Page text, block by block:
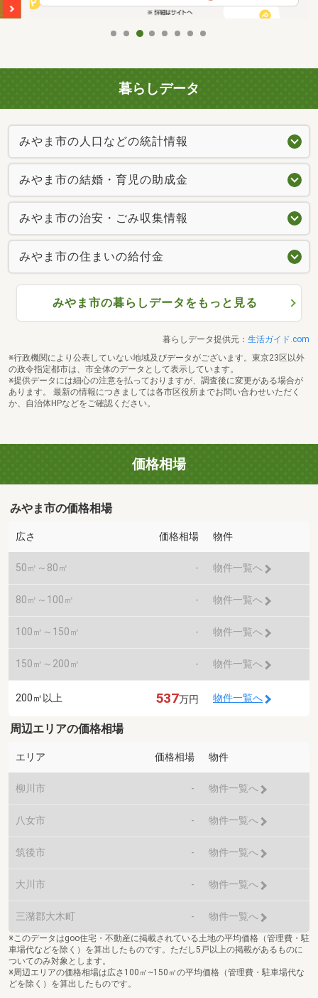
暮らしデータ
みやま市の人口などの統計情報
みやま市の結婚・育児の助成金
みやま市の治安・ごみ収集情報
みやま市の住まいの給付金
みやま市の暮らしデータをもっと見る
暮らしデータ提供元： 生活ガイド.com
※行政機関により公表していない地域及びデータがございます。東京23区以外
の政令指定都市は、市全体のデータとして表示しています。
※提供データには細心の注意を払っておりますが、調査後に変更がある場合が
あります。 最新の情報につきましては各市区役所までお問い合わせいただく
か、自治体HPなどをご確認ください。
価格相場
みやま市の価格相場
広さ 価格相場 物件
50㎡～80㎡ - 物件一覧へ
80㎡～100㎡ - 物件一覧へ
100㎡～150㎡ - 物件一覧へ
150㎡～200㎡ - 物件一覧へ
200㎡以上 537万円 物件一覧へ
周辺エリアの価格相場
エリア 価格相場 物件
柳川市 - 物件一覧へ
八女市 - 物件一覧へ
筑後市 - 物件一覧へ
大川市 - 物件一覧へ
三潴郡大木町 - 物件一覧へ
※このデータはgoo住宅・不動産に掲載されている土地の平均価格（管理費・駐
車場代などを除く）を算出したものです。ただし5戸以上の掲載があるものに
ついてのみ対象とします。
※周辺エリアの価格相場は広さ100㎡~150㎡の平均価格（管理費・駐車場代な
どを除く）を算出したものです。